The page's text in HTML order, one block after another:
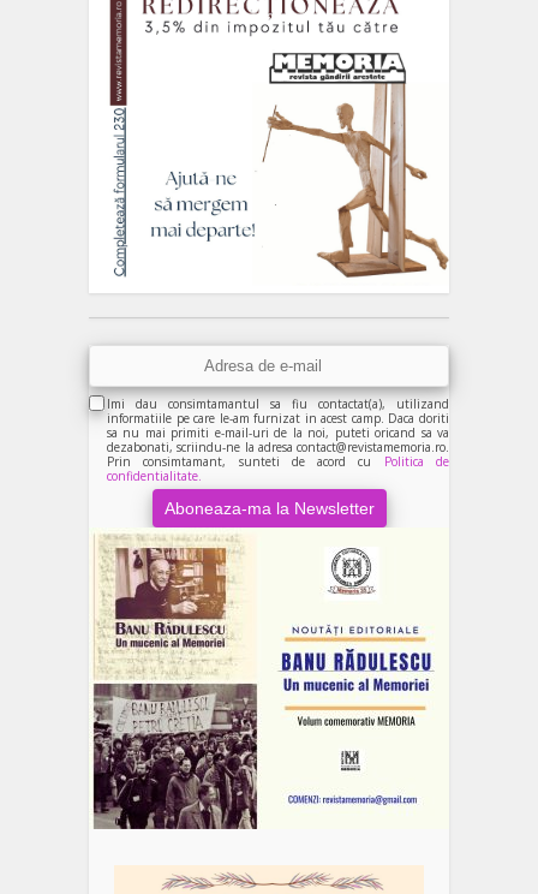
Imi dau consimtamantul sa fiu contactat(a), utilizand
informatiile pe care le-am furnizat in acest camp. Daca doriti
sa nu mai primiti e-mail-uri de la noi, puteti oricand sa va
dezabonati, scriindu-ne la adresa contact@revistamemoria.ro.
Prin consimtamant, sunteti de acord cu Politica de
confidentialitate.